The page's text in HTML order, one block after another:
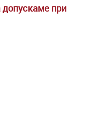
допускаме при